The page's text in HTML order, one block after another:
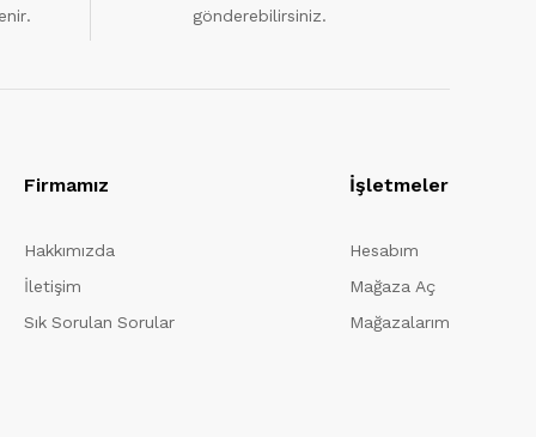
gönderebilirsiniz.
Firmamız
Hakkımızda
İletişim
Sık Sorulan Sorular
İşletmeler
Hesabım
Mağaza Aç
Mağazalarım